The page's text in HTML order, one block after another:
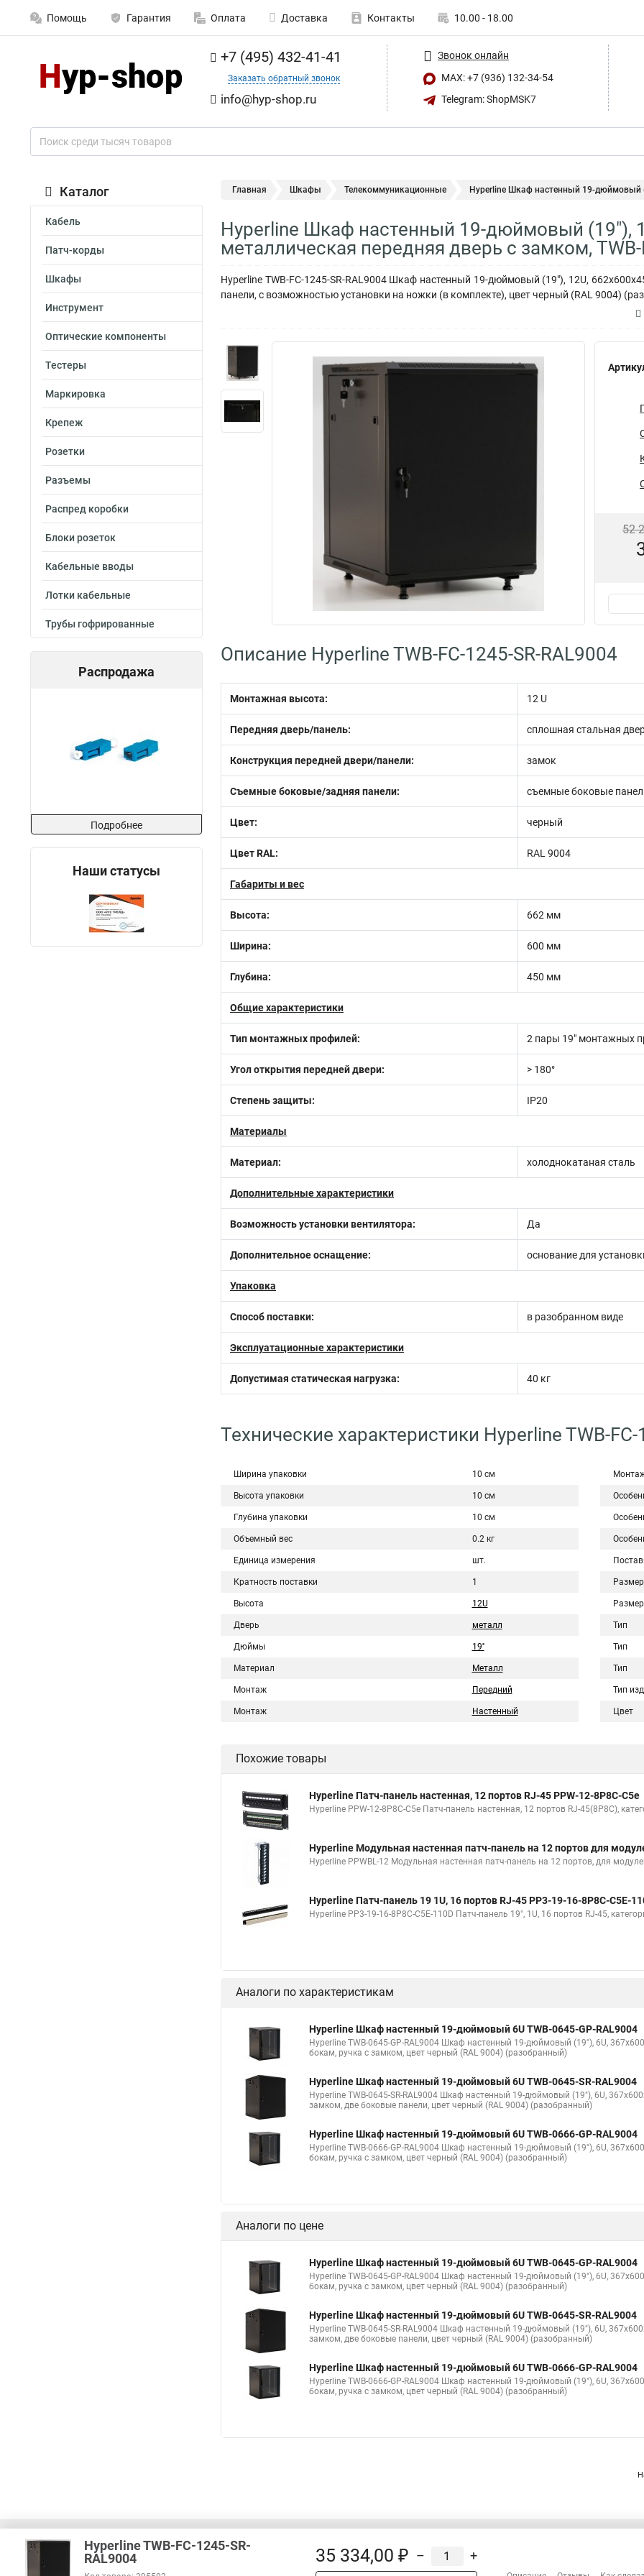
Помощь Гарантия Оплата Доставка Контакты 10.00 - 18.00
+7 (495) 432-41-41
Заказать обратный звонок
info@hyp-shop.ru
Звонок онлайн
MAX: +7 (936) 132-34-54
Telegram: ShopMSK7
Каталог
Кабель
Патч-корды
Шкафы
Инструмент
Оптические компоненты
Тестеры
Маркировка
Крепеж
Розетки
Разъемы
Распред коробки
Блоки розеток
Кабельные вводы
Лотки кабельные
Трубы гофрированные
Распродажа
Подробнее
Наши статусы
Главная Шкафы Телекоммуникационные Hyperline Шкаф настенный 19-дюймовый
Hyperline Шкаф настенный 19-дюймовый (19"),
металлическая передняя дверь с замком, TWB-
Hyperline TWB-FC-1245-SR-RAL9004 Шкаф настенный 19-дюймовый (19"), 12U,
панели, с возможностью установки на ножки (в комплекте), цвет черный (RAL 9004)
52
Описание Hyperline TWB-FC-1245-SR-RAL9004
Монтажная высота: 12 U
Передняя дверь/панель: сплошная стальная
Конструкция передней двери/панели: замок
Съемные боковые/задняя панели: съемные боковые
Цвет: черный
Цвет RAL: RAL 9004
Габариты и вес
Высота: 662 мм
Ширина: 600 мм
Глубина: 450 мм
Общие характеристики
Тип монтажных профилей: 2 пары 19" монтажных
Угол открытия передней двери: > 180°
Степень защиты: IP20
Материалы
Материал: холоднокатаная сталь
Дополнительные характеристики
Возможность установки вентилятора: Да
Дополнительное оснащение: основание для
Упаковка
Способ поставки: в разобранном виде
Эксплуатационные характеристики
Допустимая статическая нагрузка: 40 кг
Технические характеристики Hyperline TWB-
Ширина упаковки 10 см
Высота упаковки 10 см
Глубина упаковки 10 см
Объемный вес 0.2 кг
Единица измерения шт.
Кратность поставки 1
Высота 12U
Дверь металл
Дюймы 19''
Материал Металл
Монтаж Передний
Монтаж Настенный
Размер
Тип
Тип
Тип
Тип
Цвет
Похожие товары
Hyperline Патч-панель настенная, 12 портов RJ-45 PPW-12-8P8C-C5e
Hyperline PPW-12-8P8C-C5e Патч-панель настенная, 12 портов RJ-45(8P8C),
Hyperline Модульная настенная патч-панель на 12 портов для
Hyperline PPWBL-12 Модульная настенная патч-панель на 12 портов, для
Hyperline Патч-панель 19 1U, 16 портов RJ-45 PP3-19-16-8P8C-C5E-
Hyperline PP3-19-16-8P8C-C5E-110D Патч-панель 19", 1U, 16 портов RJ-45,
Аналоги по характеристикам
Hyperline Шкаф настенный 19-дюймовый 6U TWB-0645-GP-RAL9004
Hyperline TWB-0645-GP-RAL9004 Шкаф настенный 19-дюймовый (19"), 6U,
бокам, ручка с замком, цвет черный (RAL 9004) (разобранный)
Hyperline Шкаф настенный 19-дюймовый 6U TWB-0645-SR-RAL9004
Hyperline TWB-0645-SR-RAL9004 Шкаф настенный 19-дюймовый (19"), 6U,
замком, две боковые панели, цвет черный (RAL 9004) (разобранный)
Hyperline Шкаф настенный 19-дюймовый 6U TWB-0666-GP-RAL9004
Hyperline TWB-0666-GP-RAL9004 Шкаф настенный 19-дюймовый (19"), 6U,
бокам, ручка с замком, цвет черный (RAL 9004) (разобранный)
Аналоги по цене
Hyperline Шкаф настенный 19-дюймовый 6U TWB-0645-GP-RAL9004
Hyperline TWB-0645-GP-RAL9004 Шкаф настенный 19-дюймовый (19"), 6U,
бокам, ручка с замком, цвет черный (RAL 9004) (разобранный)
Hyperline Шкаф настенный 19-дюймовый 6U TWB-0645-SR-RAL9004
Hyperline TWB-0645-SR-RAL9004 Шкаф настенный 19-дюймовый (19"), 6U,
замком, две боковые панели, цвет черный (RAL 9004) (разобранный)
Hyperline Шкаф настенный 19-дюймовый 6U TWB-0666-GP-RAL9004
Hyperline TWB-0666-GP-RAL9004 Шкаф настенный 19-дюймовый (19"), 6U,
бокам, ручка с замком, цвет черный (RAL 9004) (разобранный)
Сотрудничество
Hyperline TWB-FC-1245-SR-
RAL9004
35 334,00 ₽ – +